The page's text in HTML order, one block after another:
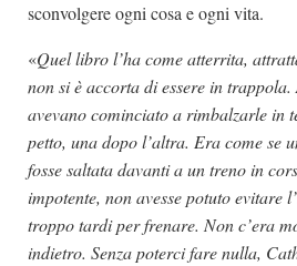
sconvolgere ogni cosa e ogni vita.
«Quel libro l’ha come atterrita,
non si è accorta di essere in
avevano cominciato a rimbalzarle in
petto, una dopo l’altra. Era come se
fosse saltata davanti a un treno in
impotente, non avesse potuto evitare
troppo tardi per frenare. Non c’era
indietro. Senza poterci fare nulla,